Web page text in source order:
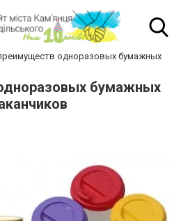
одноразовых бумажных
бумажных